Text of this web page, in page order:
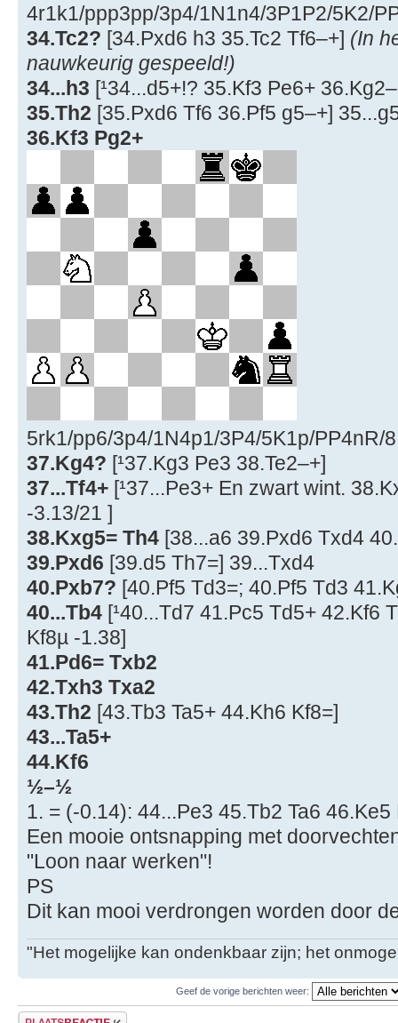
4r1k1/ppp3pp/3p4/1N1n4/3P1P2/5K2/
34.Tc2? [34.Pxd6 h3 35.Tc2 Tf6–+] (In
nauwkeurig gespeeld!)
34...h3 [¹34...d5+!? 35.Kf3 Pe6+
35.Th2 [35.Pxd6 Tf6 36.Pf5 g5–+]
36.Kf3 Pg2+
5rk1/pp6/3p4/1N4p1/3P4/5K1p/PP4nR/
37.Kg4? [¹37.Kg3 Pe3 38.Te2–+]
37...Tf4+ [¹37...Pe3+ En zwart wint.
-3.13/21 ]
38.Kxg5= Th4 [38...a6 39.Pxd6 Txd4
39.Pxd6 [39.d5 Th7=] 39...Txd4
40.Pxb7? [40.Pf5 Td3=; 40.Pf5 Td3
40...Tb4 [¹40...Td7 41.Pc5 Td5+ 42.Kf6
Kf8µ -1.38]
41.Pd6= Txb2
42.Txh3 Txa2
43.Th2 [43.Tb3 Ta5+ 44.Kh6 Kf8=]
43...Ta5+
44.Kf6
½–½
1. = (-0.14): 44...Pe3 45.Tb2 Ta6 46.Ke5
Een mooie ontsnapping met
"Loon naar werken"!
PS
Dit kan mooi verdrongen worden door
"Het mogelijke kan ondenkbaar zijn; het
Geef de vorige berichten weer:
Plaats een reactie